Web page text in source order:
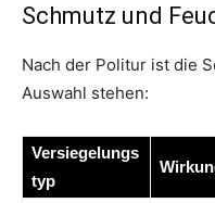
Schmutz und
Nach der Politur ist die
Auswahl stehen:
Versiegelungs
typ